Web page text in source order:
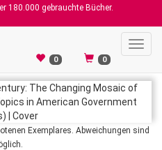
180.000 gebrauchte Bücher.
0 0
Exemplares. Abweichungen sind